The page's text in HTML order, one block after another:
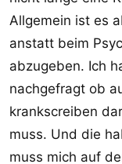
Allgemein ist es
anstatt beim
abzugeben. Ich
nachgefragt ob
krankscreiben
muss. Und die
muss mich auf